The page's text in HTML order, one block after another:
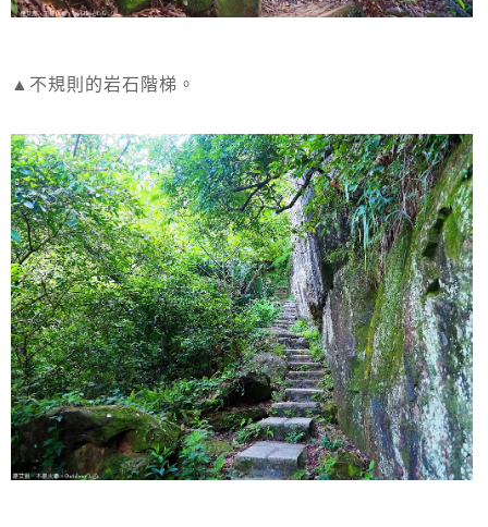
▲不規則的岩石階梯。